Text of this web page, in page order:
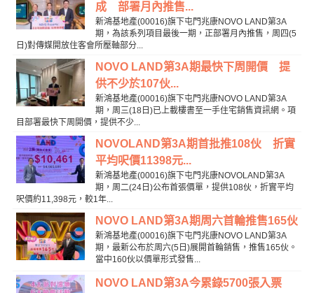
成 部署月內推售...
新鴻基地產(00016)旗下屯門兆康NOVO LAND第3A
期，為該系列項目最後一期，正部署月內推售，周四(5
日)對傳媒開放住客會所壓軸部分...
NOVO LAND第3A期最快下周開價 提
供不少於107伙...
新鴻基地產(00016)旗下屯門兆康NOVO LAND第3A
期，周三(18日)已上載樓書至一手住宅銷售資訊網。項
目部署最快下周開價，提供不少...
NOVOLAND第3A期首批推108伙 折實
平均呎價11398元...
新鴻基地產(00016)旗下屯門兆康NOVOLAND第3A
期，周二(24日)公布首張價單，提供108伙，折實平均
呎價約11,398元，較1年...
NOVO LAND第3A期周六首輪推售165伙
新鴻基地產(00016)旗下屯門兆康NOVO LAND第3A
期，最新公布於周六(5日)展開首輪銷售，推售165伙。
當中160伙以價單形式發售...
NOVO LAND第3A今累錄5700張入票